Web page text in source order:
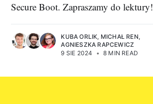
Secure Boot. Zapraszamy do lektury!
KUBA ORLIK, MICHAŁ REN,
AGNIESZKA RAPCEWICZ
9 SIE 2024
• 8 MIN READ